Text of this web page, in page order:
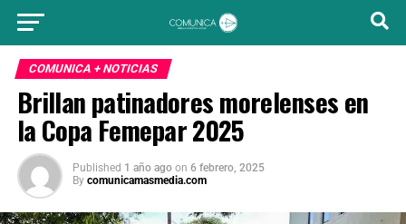
COMUNICA + NOTICIAS
Brillan patinadores morelenses en
la Copa Femepar 2025
Published 1 año ago on 6 febrero, 2025
By comunicamasmedia.com